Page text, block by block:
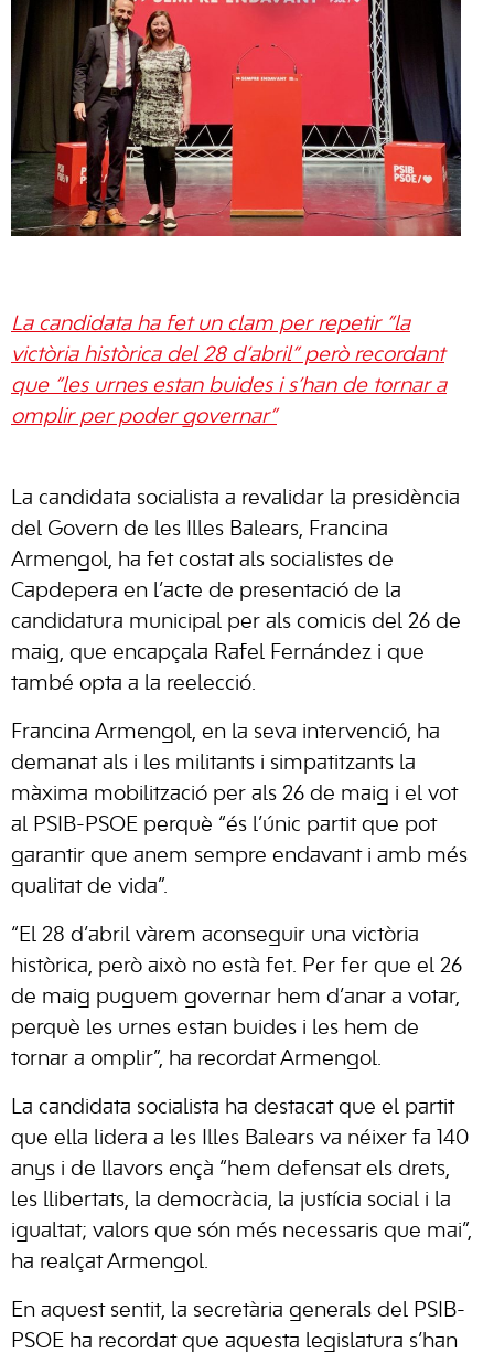
La candidata ha fet un clam per repetir “la
victòria històrica del 28 d’abril” però recordant
que “les urnes estan buides i s’han de tornar a
omplir per poder governar”
La candidata socialista a revalidar la presidència
del Govern de les Illes Balears, Francina
Armengol, ha fet costat als socialistes de
Capdepera en l’acte de presentació de la
candidatura municipal per als comicis del 26 de
maig, que encapçala Rafel Fernández i que
també opta a la reelecció.
Francina Armengol, en la seva intervenció, ha
demanat als i les militants i simpatitzants la
màxima mobilització per als 26 de maig i el vot
al PSIB-PSOE perquè “és l’únic partit que pot
garantir que anem sempre endavant i amb més
qualitat de vida”.
“El 28 d’abril vàrem aconseguir una victòria
històrica, però això no està fet. Per fer que el 26
de maig puguem governar hem d’anar a votar,
perquè les urnes estan buides i les hem de
tornar a omplir”, ha recordat Armengol.
La candidata socialista ha destacat que el partit
que ella lidera a les Illes Balears va néixer fa 140
anys i de llavors ençà “hem defensat els drets,
les llibertats, la democràcia, la justícia social i la
igualtat; valors que són més necessaris que mai”,
ha realçat Armengol.
En aquest sentit, la secretària generals del PSIB-
PSOE ha recordat que aquesta legislatura s’han